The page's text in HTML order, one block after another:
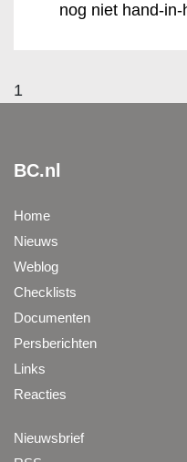
nog niet hand-in-
1
BC.nl
Home
Nieuws
Weblog
Checklists
Documenten
Persberichten
Links
Reacties
Nieuwsbrief